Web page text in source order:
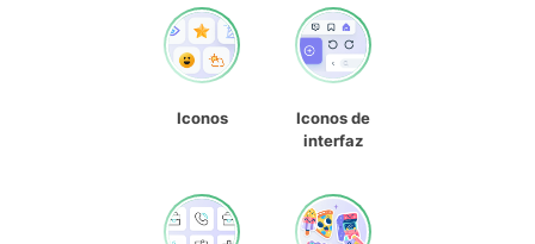
Iconos
Iconos de
interfaz